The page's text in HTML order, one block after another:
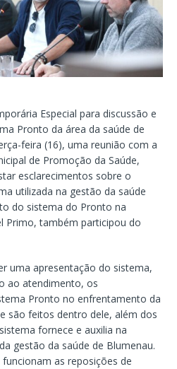
Especial para discussão e
Pronto da área da saúde de
feira (16), uma reunião com a
de Promoção da Saúde,
esclarecimentos sobre o
utilizada na gestão da saúde
do sistema do Pronto na
Primo, também participou do
uma apresentação do sistema,
ao atendimento, os
Pronto no enfrentamento da
são feitos dentro dele, além dos
fornece e auxilia na
gestão da saúde de Blumenau.
as reposições de